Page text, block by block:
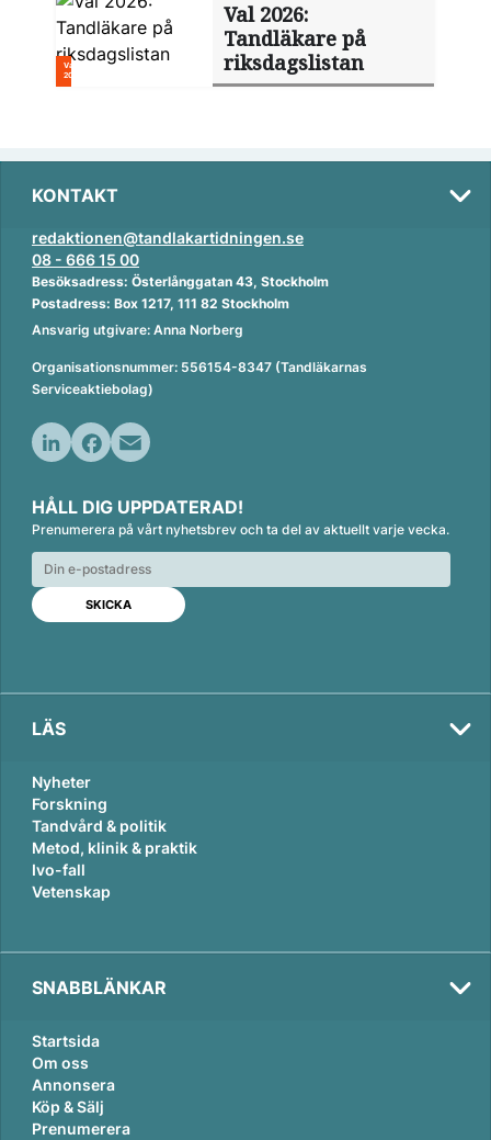
Val 2026:
Tandläkare på
riksdagslistan
KONTAKT
redaktionen@tandlakartidningen.se
08 - 666 15 00
Besöksadress: Österlånggatan 43, Stockholm
Postadress: Box 1217, 111 82 Stockholm
Ansvarig utgivare: Anna Norberg
Organisationsnummer: 556154-8347 (Tandläkarnas
Serviceaktiebolag)
n
k
e
d
n
c
e
b
o
o
k
a
i
l
HÅLL DIG UPPDATERAD!
Prenumerera på vårt nyhetsbrev och ta del av aktuellt varje vecka.
LÄS
Nyheter
Forskning
Tandvård & politik
Metod, klinik & praktik
Ivo-fall
Vetenskap
SNABBLÄNKAR
Startsida
Om oss
Annonsera
Köp & Sälj
Prenumerera